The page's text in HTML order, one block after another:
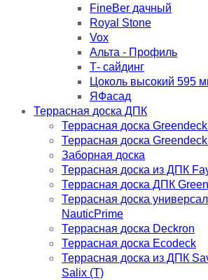
FineBer дачный
Royal Stone
Vox
Альта - Профиль
Т- сайдинг
Цоколь высокий 595
ЯФасад
Террасная доска ДПК
Террасная доска
Террасная доска
Заборная доска
Террасная доска из ДПК
Террасная доска ДПК
Террасная доска
NauticPrime
Террасная доска Deckron
Террасная доска Ecodeck
Террасная доска из ДПК
Salix (T)